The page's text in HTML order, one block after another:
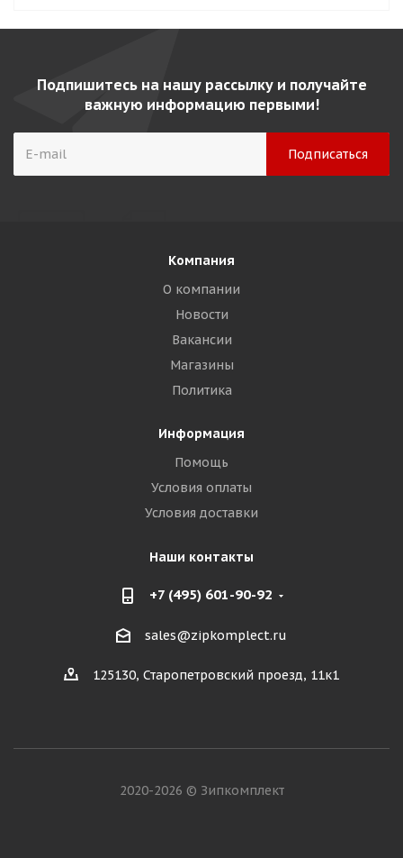
Подпишитесь на нашу рассылку и получайте
важную информацию первыми!
Компания
О компании
Новости
Вакансии
Магазины
Политика
Информация
Помощь
Условия оплаты
Условия доставки
Наши контакты
+7 (495) 601-90-92
sales@zipkomplect.ru
125130, Старопетровский проезд, 11к1
2020-2026 © Зипкомплект